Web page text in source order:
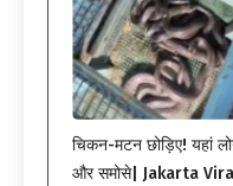
चिकन-मटन छोड़िए! यहां
और समोसे| Jakarta